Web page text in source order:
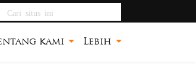
Cari situs ini
kami Lebih